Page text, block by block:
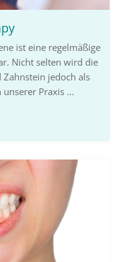
ist eine regelmäßige
Nicht selten wird die
jedoch als
Praxis ...